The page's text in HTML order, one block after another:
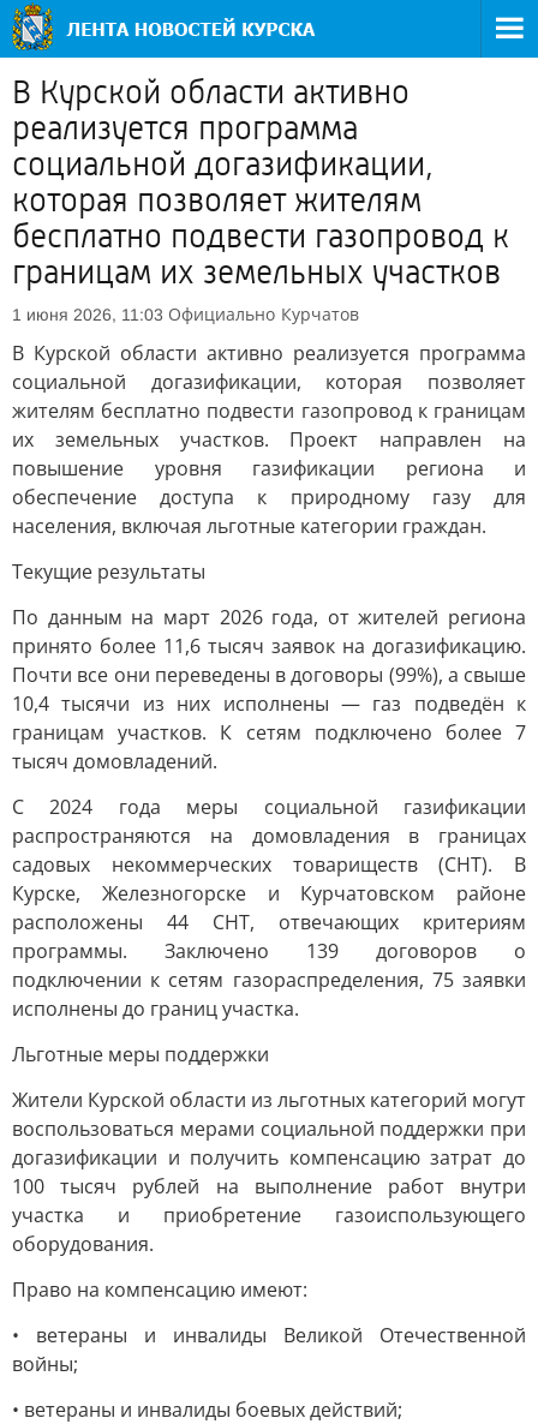
В Курской области активно
реализуется программа
социальной догазификации,
которая позволяет жителям
бесплатно подвести газопровод к
границам их земельных участков
1 июня 2026, 11:03 Официально Курчатов
В Курской области активно реализуется программа
социальной догазификации, которая позволяет
жителям бесплатно подвести газопровод к границам
их земельных участков. Проект направлен на
повышение уровня газификации региона и
обеспечение доступа к природному газу для
населения, включая льготные категории граждан.
Текущие результаты
По данным на март 2026 года, от жителей региона
принято более 11,6 тысяч заявок на догазификацию.
Почти все они переведены в договоры (99%), а свыше
10,4 тысячи из них исполнены — газ подведён к
границам участков. К сетям подключено более 7
тысяч домовладений.
С 2024 года меры социальной газификации
распространяются на домовладения в границах
садовых некоммерческих товариществ (СНТ). В
Курске, Железногорске и Курчатовском районе
расположены 44 СНТ, отвечающих критериям
программы. Заключено 139 договоров о
подключении к сетям газораспределения, 75 заявки
исполнены до границ участка.
Льготные меры поддержки
Жители Курской области из льготных категорий могут
воспользоваться мерами социальной поддержки при
догазификации и получить компенсацию затрат до
100 тысяч рублей на выполнение работ внутри
участка и приобретение газоиспользующего
оборудования.
Право на компенсацию имеют:
• ветераны и инвалиды Великой Отечественной
войны;
• ветераны и инвалиды боевых действий;